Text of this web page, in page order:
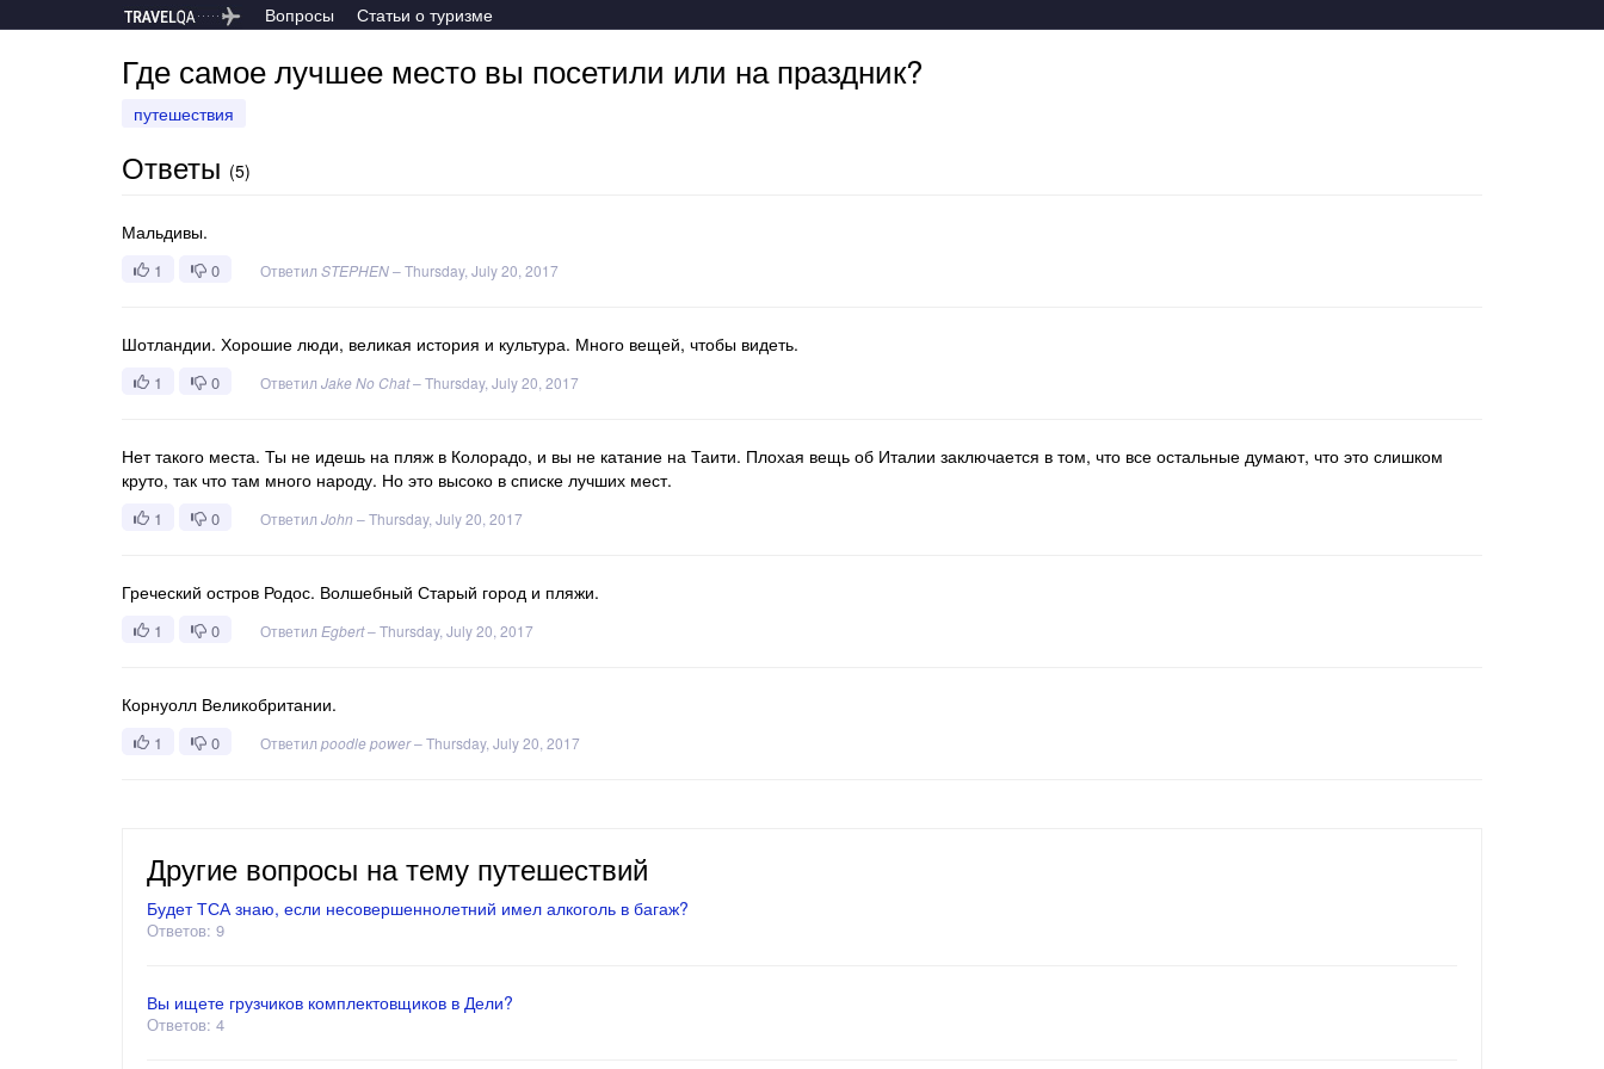
Вопросы Статьи о туризме
Где самое лучшее место вы посетили или на праздник?
путешествия
Ответы (5)
Мальдивы.
1 0 Ответил STEPHEN–Thursday, July 20, 2017
Шотландии. Хорошие люди, великая история и культура. Много вещей, чтобы видеть.
1 0 Ответил Jake No Chat–Thursday, July 20, 2017
Нет такого места. Ты не идешь на пляж в Колорадо, и вы не катание на Таити. Плохая вещь об Италии заключается в том, что все остальные думают, что это слишком
круто, так что там много народу. Но это высоко в списке лучших мест.
1 0 Ответил John –Thursday, July 20, 2017
Греческий остров Родос. Волшебный Старый город и пляжи.
1 0 Ответил Egbert–Thursday, July 20, 2017
Корнуолл Великобритании.
1 0 Ответил poodle power–Thursday, July 20, 2017
Другие вопросы на тему путешествий
Будет ТСА знаю, если несовершеннолетний имел алкоголь в багаж?
Ответов: 9
Вы ищете грузчиков комплектовщиков в Дели?
Ответов: 4